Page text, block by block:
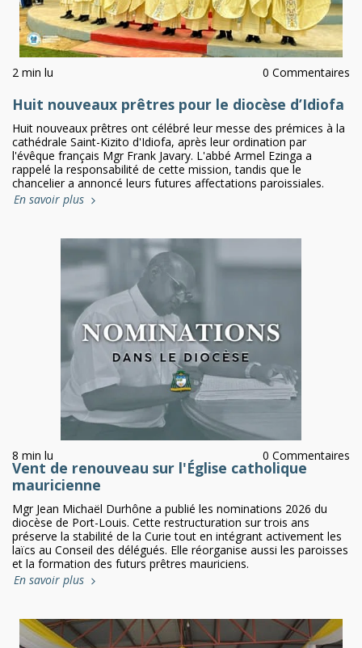
2 min lu 0 Commentaires
Huit nouveaux prêtres pour le diocèse d’Idiofa
Huit nouveaux prêtres ont célébré leur messe des prémices à la
cathédrale Saint-Kizito d'Idiofa, après leur ordination par
l'évêque français Mgr Frank Javary. L'abbé Armel Ezinga a
rappelé la responsabilité de cette mission, tandis que le
chancelier a annoncé leurs futures affectations paroissiales.
En savoir plus
8 min lu 0 Commentaires
Vent de renouveau sur l'Église catholique
mauricienne
Mgr Jean Michaël Durhône a publié les nominations 2026 du
diocèse de Port-Louis. Cette restructuration sur trois ans
préserve la stabilité de la Curie tout en intégrant activement les
laïcs au Conseil des délégués. Elle réorganise aussi les paroisses
et la formation des futurs prêtres mauriciens.
En savoir plus